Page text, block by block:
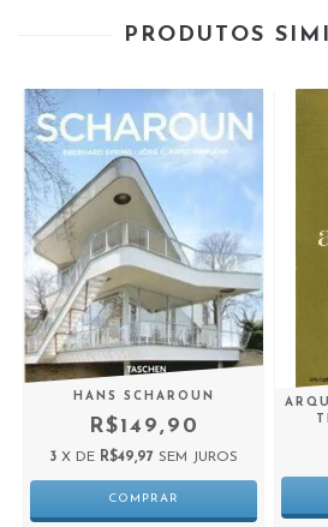
PRODUTOS
HANS SCHAROUN
R$149,90
3 X DE R$49,97 SEM JUROS